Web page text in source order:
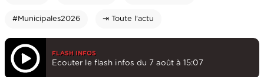
#Municipales2026 ⇥ Toute l'actu
FLASH INFOS
Ecouter le flash infos du 7 août à 15:07